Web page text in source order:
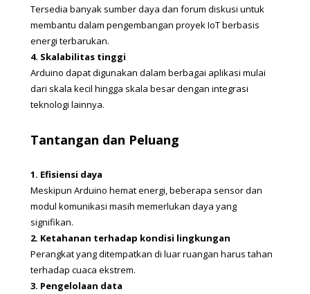
Tersedia banyak sumber daya dan forum diskusi untuk
membantu dalam pengembangan proyek IoT berbasis
energi terbarukan.
4. Skalabilitas tinggi
Arduino dapat digunakan dalam berbagai aplikasi mulai
dari skala kecil hingga skala besar dengan integrasi
teknologi lainnya.
Tantangan dan Peluang
1. Efisiensi daya
Meskipun Arduino hemat energi, beberapa sensor dan
modul komunikasi masih memerlukan daya yang
signifikan.
2. Ketahanan terhadap kondisi lingkungan
Perangkat yang ditempatkan di luar ruangan harus tahan
terhadap cuaca ekstrem.
3. Pengelolaan data